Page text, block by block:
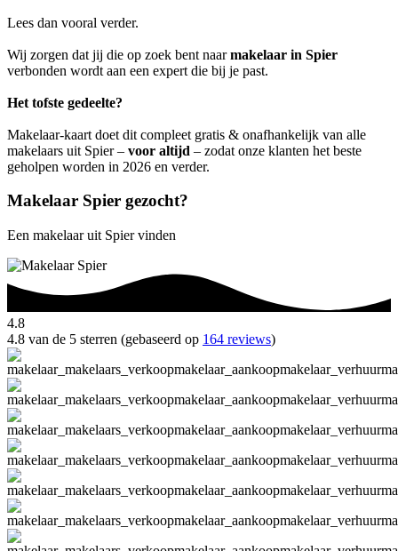
Lees dan vooral verder.
Wij zorgen dat jij die op zoek bent naarmakelaar in Spier
verbonden wordt aan een expert die bij je past.
Het tofste gedeelte?
Makelaar-kaart doet dit compleet gratis & onafhankelijk van alle
makelaars uit Spier – voor altijd – zodat onze klanten het beste
geholpen worden in 2026 en verder.
Makelaar Spier gezocht?
Een makelaar uit Spier vinden
4.8
4.8 van de 5 sterren (gebaseerd op 164 reviews)